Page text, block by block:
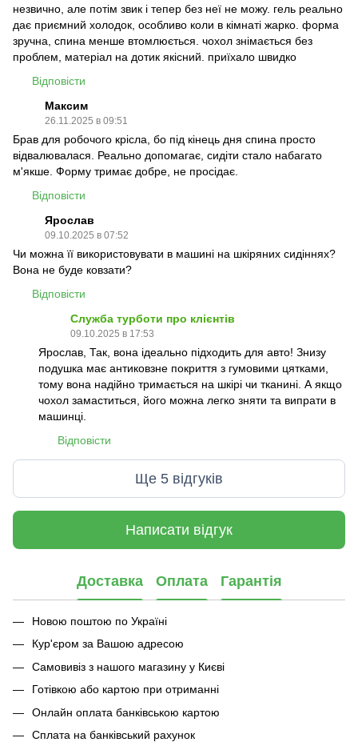
незвично, але потім звик і тепер без неї не можу. гель реально
дає приємний холодок, особливо коли в кімнаті жарко. форма
зручна, спина менше втомлюється. чохол знімається без
проблем, матеріал на дотик якісний. приїхало швидко
Відповісти
Максим
26.11.2025 в 09:51
Брав для робочого крісла, бо під кінець дня спина просто
відвалювалася. Реально допомагає, сидіти стало набагато
м'якше. Форму тримає добре, не просідає.
Відповісти
Ярослав
09.10.2025 в 07:52
Чи можна її використовувати в машині на шкіряних сидіннях?
Вона не буде ковзати?
Відповісти
Служба турботи про клієнтів
09.10.2025 в 17:53
Ярослав, Так, вона ідеально підходить для авто! Знизу
подушка має антиковзне покриття з гумовими цятками,
тому вона надійно тримається на шкірі чи тканині. А якщо
чохол замаститься, його можна легко зняти та випрати в
машинці.
Відповісти
Ще 5 відгуків
Написати відгук
Доставка Оплата Гарантія
Новою поштою по Україні
Кур'єром за Вашою адресою
Самовивіз з нашого магазину у Києві
Готівкою або картою при отриманні
Онлайн оплата банківською картою
Сплата на банківський рахунок